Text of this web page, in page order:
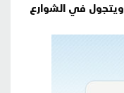
في الشوارع